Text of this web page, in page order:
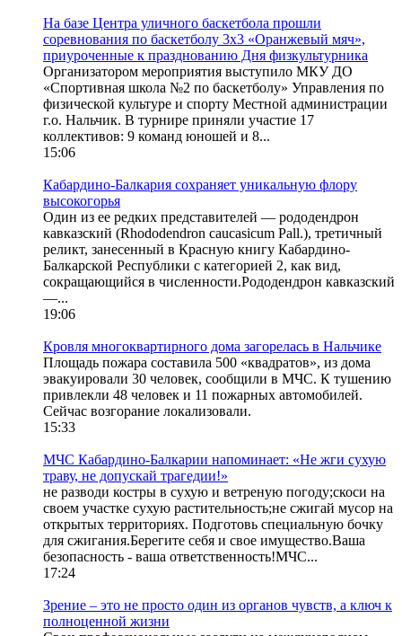
На базе Центра уличного баскетбола прошли
соревнования по баскетболу 3x3 «Оранжевый мяч»,
приуроченные к празднованию Дня физкультурника
Организатором мероприятия выступило МКУ ДО
«Спортивная школа №2 по баскетболу» Управления по
физической культуре и спорту Местной администрации
г.о. Нальчик. В турнире приняли участие 17
коллективов: 9 команд юношей и 8...
15:06
Кабардино-Балкария сохраняет уникальную флору
высокогорья
Один из ее редких представителей — рододендрон
кавказский (Rhododendron caucasicum Pall.), третичный
реликт, занесенный в Красную книгу Кабардино-
Балкарской Республики с категорией 2, как вид,
сокращающийся в численности.Рододендрон кавказский
—...
19:06
Кровля многоквартирного дома загорелась в Нальчике
Площадь пожара составила 500 «квадратов», из дома
эвакуировали 30 человек, сообщили в МЧС. К тушению
привлекли 48 человек и 11 пожарных автомобилей.
Сейчас возгорание локализовали.
15:33
МЧС Кабардино-Балкарии напоминает: «Не жги сухую
траву, не допускай трагедии!»
не разводи костры в сухую и ветреную погоду;скоси на
своем участке сухую растительность;не сжигай мусор на
открытых территориях. Подготовь специальную бочку
для сжигания.Берегите себя и свое имущество.Ваша
безопасность - ваша ответственность!МЧС...
17:24
Зрение – это не просто один из органов чувств, а ключ к
полноценной жизни